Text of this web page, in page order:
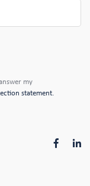
my
statement.